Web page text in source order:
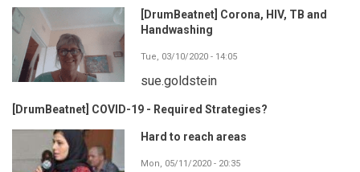
[DrumBeatnet] Corona, HIV, TB and
Handwashing
Tue, 03/10/2020 - 14:05
sue.goldstein
[DrumBeatnet] COVID-19 - Required Strategies?
Hard to reach areas
Mon, 05/11/2020 - 20:35